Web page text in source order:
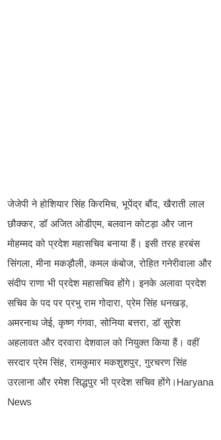
जेजेपी ने होशियार सिंह किरमिच, भूपेंद्र बौंद, खैराती लाल
छौक्कर, डॉ अजित ओडीएम, बलवान कोटड़ा और जान
मोहम्मद को प्रदेश महासचिव बनाया हैं। इसी तरह हरबंस
सिंगला, मीना मकड़ौली, कमल कंबोज, रोहित गनेरीवाला और
संदीप राणा भी प्रदेश महासचिव होंगे। इनके अलावा प्रदेश
सचिव के पद पर प्रभु राम गोदारा, प्रेम सिंह धनखड़,
अमरनाथ जेई, कृष्ण गंगवा, सोनिया बत्तरा, डॉ सुरेश
अहलावत और दरवारा देशवाल को नियुक्त किया हैं। वहीं
सरदार प्रेम सिंह, रामकुमार मकशुशपुर, गुरचरण सिंह
उरलाना और रमेश सिद्धपुर भी प्रदेश सचिव होंगे।Haryana
News